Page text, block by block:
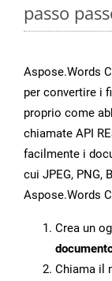
passo
Aspose.Words
per convertire i
proprio come
chiamate API
facilmente i
cui JPEG, PNG,
Aspose.Words
Crea un
Chiama il